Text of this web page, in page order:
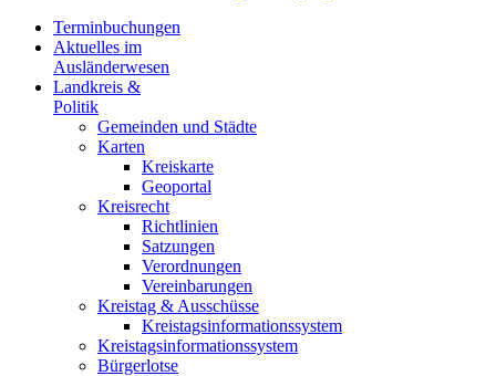
Terminbuchungen
Aktuelles im
Ausländerwesen
Landkreis &
Politik
Gemeinden und Städte
Karten
Kreiskarte
Geoportal
Kreisrecht
Richtlinien
Satzungen
Verordnungen
Vereinbarungen
Kreistag & Ausschüsse
Kreistagsinformationssystem
Kreistagsinformationssystem
Bürgerlotse